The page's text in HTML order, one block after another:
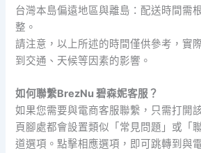
台灣本島偏遠地區與離島：配送時間需
整。
請注意，以上所述的時間僅供參考，實
到交通、天候等因素的影響。
如何聯繫BrezNu 碧森妮客服？
如果您需要與電商客服聯繫，只需打開
頁腳處都會設置類似「常見問題」或「
道選項。點擊相應選項，即可跳轉到與